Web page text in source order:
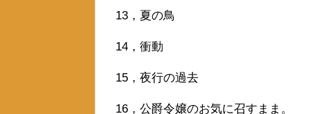
13，夏の鳥
14，衝動
15，夜行の過去
16，公爵令嬢のお気に召すまま。